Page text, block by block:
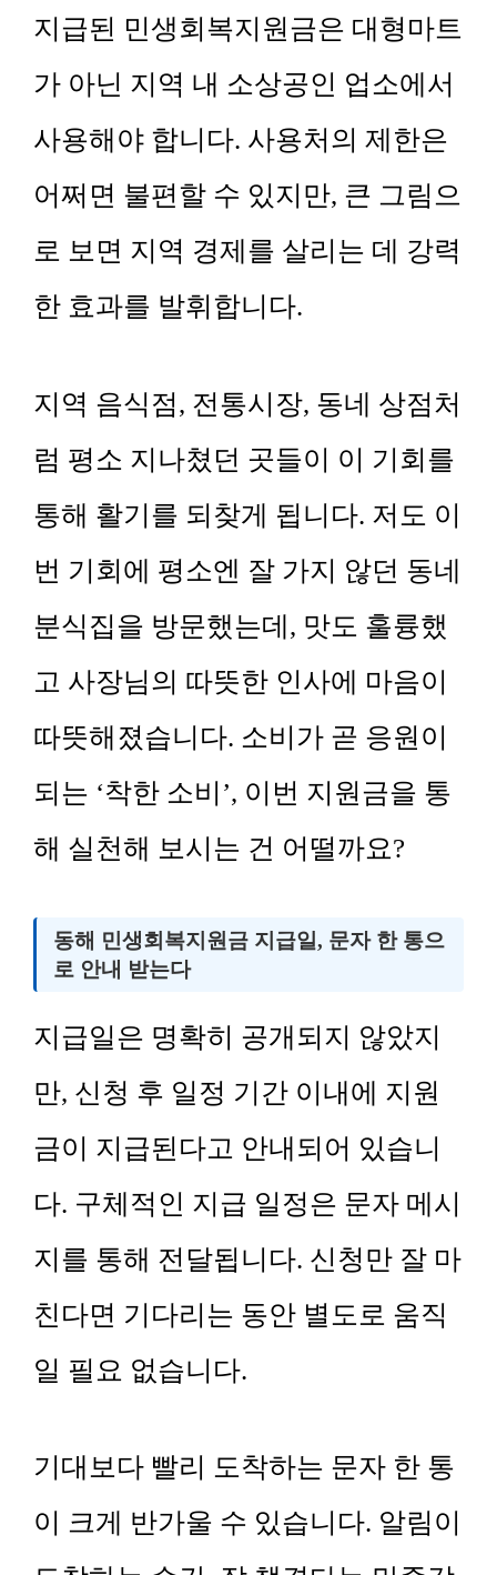
지급된 민생회복지원금은 대형마트
가 아닌 지역 내 소상공인 업소에서
사용해야 합니다. 사용처의 제한은
어쩌면 불편할 수 있지만, 큰 그림으
로 보면 지역 경제를 살리는 데 강력
한 효과를 발휘합니다.
지역 음식점, 전통시장, 동네 상점처
럼 평소 지나쳤던 곳들이 이 기회를
통해 활기를 되찾게 됩니다. 저도 이
번 기회에 평소엔 잘 가지 않던 동네
분식집을 방문했는데, 맛도 훌륭했
고 사장님의 따뜻한 인사에 마음이
따뜻해졌습니다. 소비가 곧 응원이
되는 ‘착한 소비’, 이번 지원금을 통
해 실천해 보시는 건 어떨까요?
동해 민생회복지원금 지급일, 문자 한 통으
로 안내 받는다
지급일은 명확히 공개되지 않았지
만, 신청 후 일정 기간 이내에 지원
금이 지급된다고 안내되어 있습니
다. 구체적인 지급 일정은 문자 메시
지를 통해 전달됩니다. 신청만 잘 마
친다면 기다리는 동안 별도로 움직
일 필요 없습니다.
기대보다 빨리 도착하는 문자 한 통
이 크게 반가울 수 있습니다. 알림이